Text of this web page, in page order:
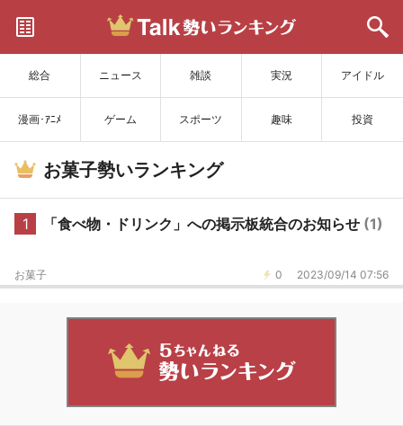
総合 ニュース 雑談 実況 アイドル
漫画･ｱﾆﾒ ゲーム スポーツ 趣味 投資
サイトを更新
お菓子勢いランキング
1 「食べ物・ドリンク」への掲示板統合のお知らせ (1)
0 2023/09/14 07:56
お菓子